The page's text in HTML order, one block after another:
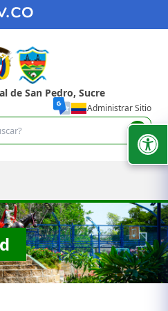
de San Pedro, Sucre
Administrar Sitio